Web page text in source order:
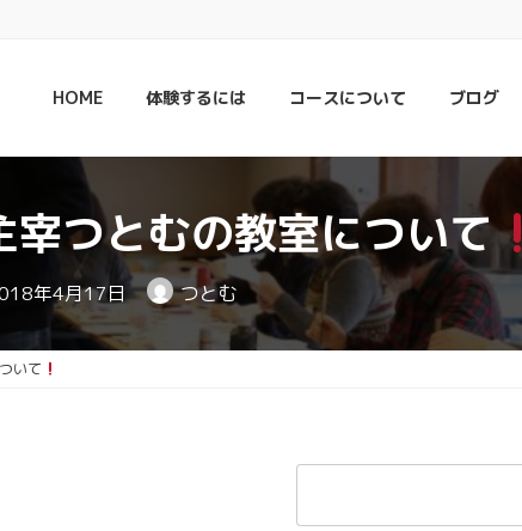
HOME 体験するには コースについて ブログ
つとむの教室について
年4月17日 つとむ
いて